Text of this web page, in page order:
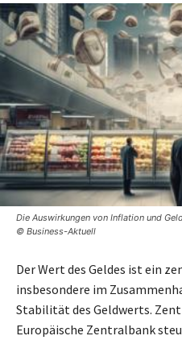
Die Auswirkungen von Inflation und
© Business-Aktuell
Der Wert des Geldes ist ein
insbesondere im
Stabilität des Geldwerts.
Europäische Zentralbank